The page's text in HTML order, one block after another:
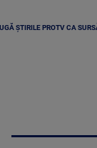
ȘTIRILE PROTV CA